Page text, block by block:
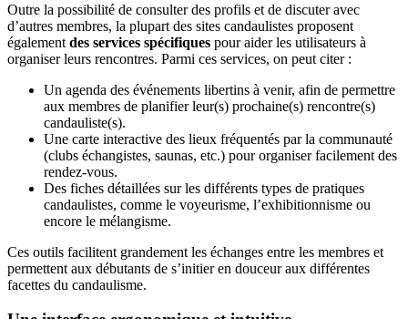
Outre la possibilité de consulter des profils et de discuter avec
d’autres membres, la plupart des sites candaulistes proposent
également des services spécifiques pour aider les utilisateurs à
organiser leurs rencontres. Parmi ces services, on peut citer :
Un agenda des événements libertins à venir, afin de permettre
aux membres de planifier leur(s) prochaine(s) rencontre(s)
candauliste(s).
Une carte interactive des lieux fréquentés par la communauté
(clubs échangistes, saunas, etc.) pour organiser facilement des
rendez-vous.
Des fiches détaillées sur les différents types de pratiques
candaulistes, comme le voyeurisme, l’exhibitionnisme ou
encore le mélangisme.
Ces outils facilitent grandement les échanges entre les membres et
permettent aux débutants de s’initier en douceur aux différentes
facettes du candaulisme.